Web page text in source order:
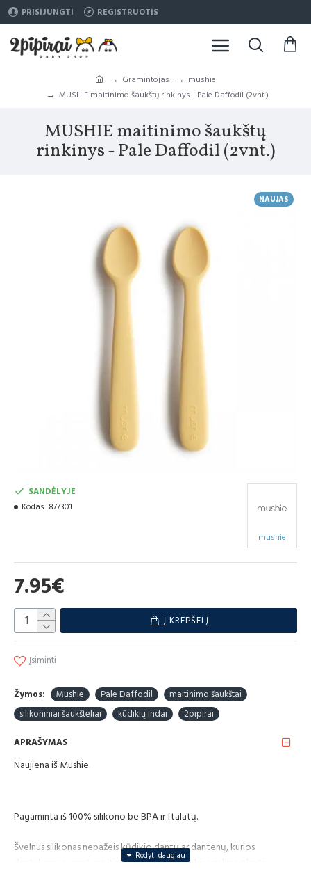
PRISIJUNGTI REGISTRUOTIS
Gramintojas
mushie
MUSHIE maitinimo šaukštų rinkinys - Pale Daffodil (2vnt.)
MUSHIE maitinimo šaukštų
rinkinys - Pale Daffodil (2vnt.)
NAUJAS
7.95€
SANDĖLYJE
Kodas: 877301
mushie
Į KREPŠELĮ
Įsiminti
Žymos: Mushie Pale Daffodil
maitinimo šaukštai
silikoniniai šaukšteliai
kūdikių indai 2pipirai
APRAŠYMAS
Naujiena iš Mushie.
Pagaminta iš 100% silikono be BPA ir ftalatų.
Švelnus silikonas nepažeis kūdikio dantų ar dantenų, kurios
dantukams augant yra itin jautrios. Šiuos įrankius galima plauti